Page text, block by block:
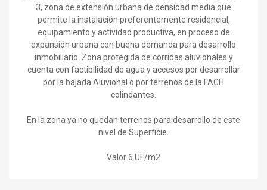
3, zona de extensión urbana de densidad media que
permite la instalación preferentemente residencial,
equipamiento y actividad productiva, en proceso de
expansión urbana con buena demanda para desarrollo
inmobiliario. Zona protegida de corridas aluvionales y
cuenta con factibilidad de agua y accesos por desarrollar
por la bajada Aluvional o por terrenos de la FACH
colindantes.
En la zona ya no quedan terrenos para desarrollo de este
nivel de Superficie.
Valor 6 UF/m2